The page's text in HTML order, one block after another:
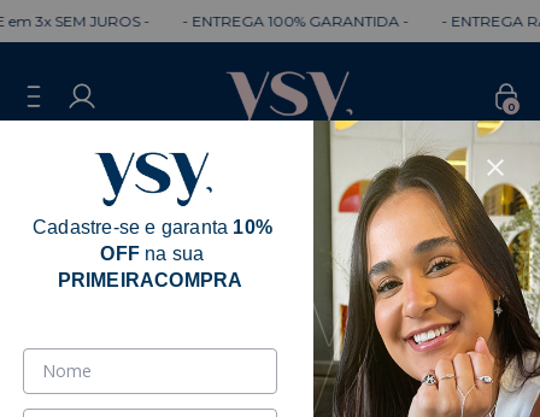
SEM JUROS - - ENTREGA 100% GARANTIDA - - ENTREGA
0
Cadastre-se e garanta 10%
OFF na sua
PRIMEIRACOMPRA